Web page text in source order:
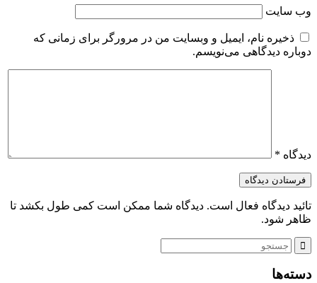
وب‌ سایت
ذخیره نام، ایمیل و وبسایت من در مرورگر برای زمانی که
دوباره دیدگاهی می‌نویسم.
دیدگاه *
تائید دیدگاه فعال است. دیدگاه شما ممکن است کمی طول بکشد تا
ظاهر شود.
دسته‌ها